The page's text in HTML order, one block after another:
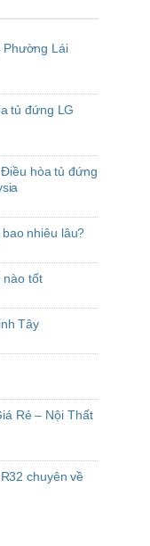
Phường Lái
tủ đứng LG
hòa tủ đứng
nhiêu lâu?
nào tốt
Tây
Rẻ – Nội Thất
chuyên về